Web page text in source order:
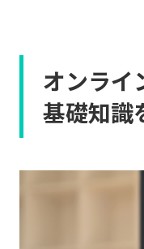
オンライ
基礎知識